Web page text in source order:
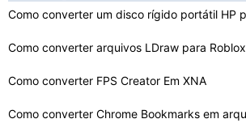
Como converter arquivos LDraw para Roblox
Como converter FPS Creator Em XNA